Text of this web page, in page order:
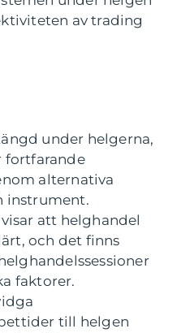
av trading
under helgerna,
fortfarande
alternativa
instrument.
att helghandel
och det finns
faktorer.
till helgen